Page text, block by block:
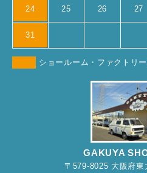
24 25 26 27
31
ショールーム・ファクトリ
GAKUYA
〒579-8025 大阪府東